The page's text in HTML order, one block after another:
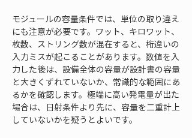
モジュールの容量条件では、単位の取り違え
にも注意が必要です。ワット、キロワット、
枚数、ストリング数が混在すると、桁違いの
入力ミスが起こることがあります。数値を入
力した後は、設備全体の容量が設計書の容量
と大きくずれていないか、常識的な範囲にあ
るかを確認します。極端に高い発電量が出た
場合は、日射条件より先に、容量を二重計上
していないかを疑うとよいです。